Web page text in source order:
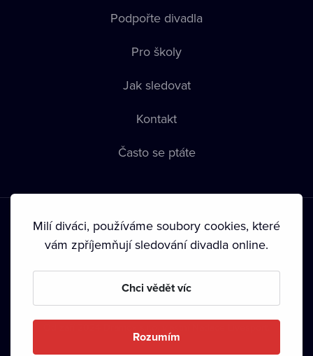
Podpořte divadla
Pro školy
Jak sledovat
Kontakt
Často se ptáte
Podmínky používání • Ochrana soukromí • Zásady používání
• Autorská práva•
Milí diváci, používáme soubory cookies, které
vám zpříjemňují sledování divadla online.
Chci vědět víc
Rozumím